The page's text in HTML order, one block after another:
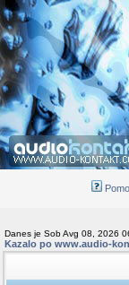
Danes je Sob Avg 08, 2026
Kazalo po www.audio-